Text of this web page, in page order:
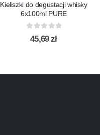
Kieliszki do degustacji whisky
6x100ml PURE
out of 5
45,69zł